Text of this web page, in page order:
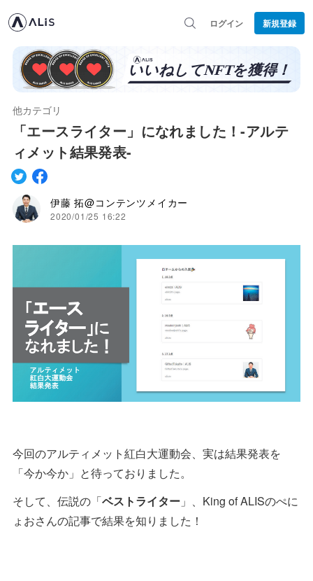
ログイン 新規登録
他カテゴリ
「エースライター」になれました！-アルテ
ィメット結果発表-
伊藤 拓@コンテンツメイカー
2020/01/25 16:22
今回のアルティメット紅白大運動会、実は結果発表を
「今か今か」と待っておりました。
そして、伝説の「ベストライター 」、King of ALISのぺに
ょおさんの記事で結果を知りました！